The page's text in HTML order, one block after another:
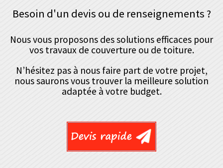
Besoin d'un devis ou de renseignements ?
Nous vous proposons des solutions efficaces pour
vos travaux de couverture ou de toiture.
N’hésitez pas à nous faire part de votre projet,
nous saurons vous trouver la meilleure solution
adaptée à votre budget.